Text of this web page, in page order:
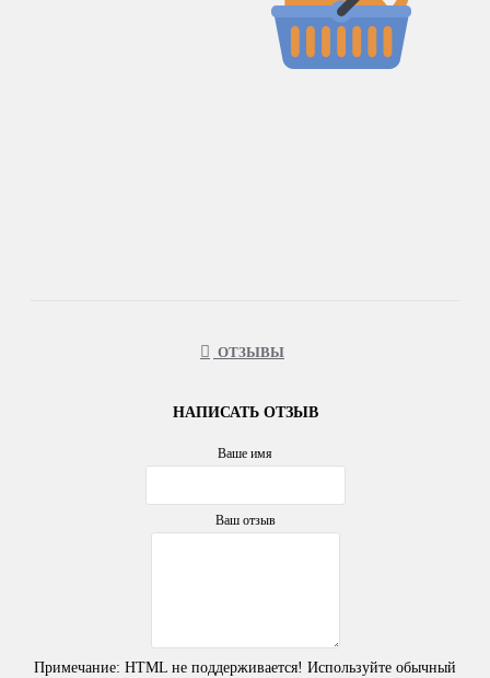
ОТЗЫВЫ
НАПИСАТЬ ОТЗЫВ
Ваше имя
Ваш отзыв
Примечание: HTML не поддерживается! Используйте обычный